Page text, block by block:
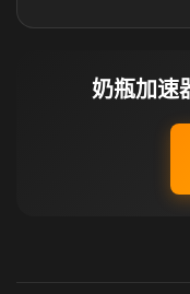
奶瓶加速